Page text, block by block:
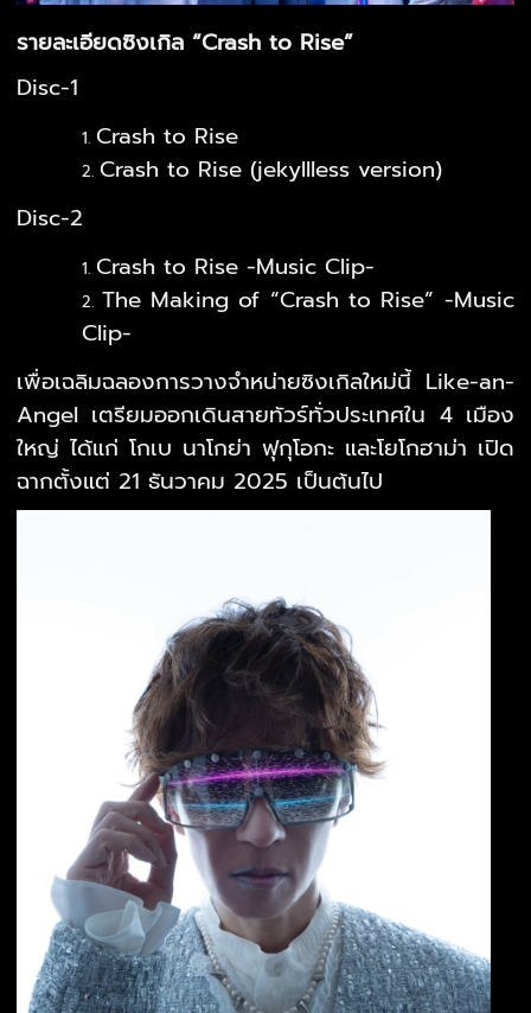
รายละเอียดซิงเกิล “Crash to Rise”
Disc-1
Crash to Rise
Crash to Rise (jekyllless version)
Disc-2
Crash to Rise -Music Clip-
The Making of “Crash to Rise” -Music
Clip-
เพื่อเฉลิมฉลองการวางจำหน่ายซิงเกิลใหม่นี้ Like-an-
Angel เตรียมออกเดินสายทัวร์ทั่วประเทศใน 4 เมือง
ใหญ่ ได้แก่ โกเบ นาโกย่า ฟุกุโอกะ และโยโกฮาม่า เปิด
ฉากตั้งแต่ 21 ธันวาคม 2025 เป็นต้นไป